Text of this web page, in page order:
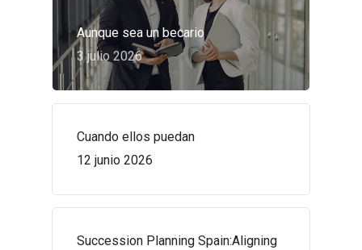
Aunque sea un becario
3 julio 2026
Cuando ellos puedan
12 junio 2026
Succession Planning Spain:Aligning